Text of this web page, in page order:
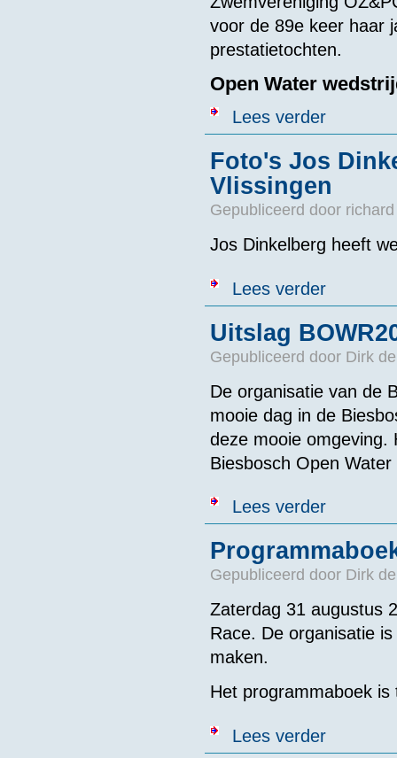
voor de 89e keer haar
prestatietochten.
Open Water
Lees verderover Open
Foto's Jos
Vlissingen
Gepubliceerd door
Jos Dinkelberg heeft
Lees verderover Foto's
Uitslag
Gepubliceerd door Dirk
De organisatie van de
mooie dag in de
deze mooie omgeving.
Biesbosch Open
Lees verderover Uitslag
Gepubliceerd door Dirk
Zaterdag 31 augustus
Race. De organisatie
maken.
Het programmaboek
Lees verderover